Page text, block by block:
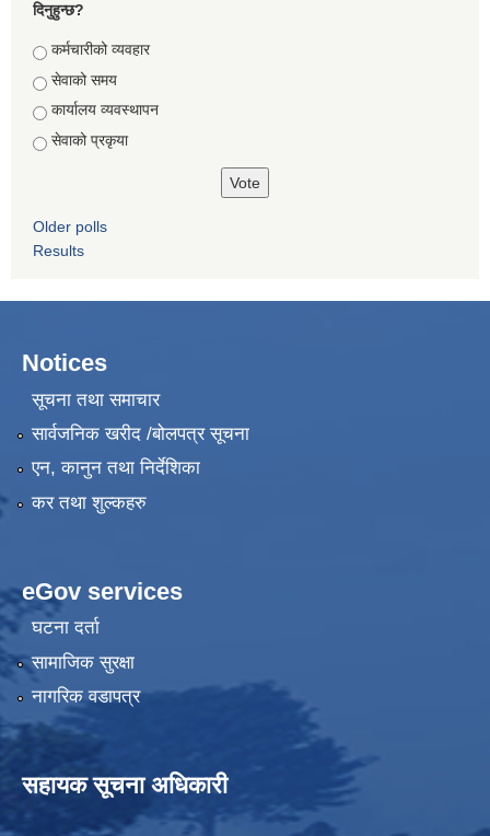
दिनुहुन्छ?
Choices
कर्मचारीको व्यवहार
सेवाको समय
कार्यालय व्यवस्थापन
सेवाको प्रकृया
Older polls
Results
Notices
सूचना तथा समाचार
सार्वजनिक खरीद /बोलपत्र सूचना
एन, कानुन तथा निर्देशिका
कर तथा शुल्कहरु
eGov services
घटना दर्ता
सामाजिक सुरक्षा
नागरिक वडापत्र
सहायक सूचना अधिकारी